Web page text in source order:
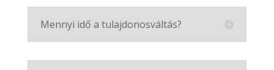
Mennyi idő a tulajdonosváltás?